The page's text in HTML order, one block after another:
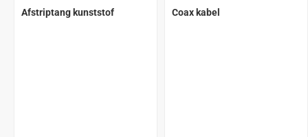
Afstriptang kunststof Coax kabel